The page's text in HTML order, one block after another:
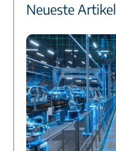
Neueste Artikel